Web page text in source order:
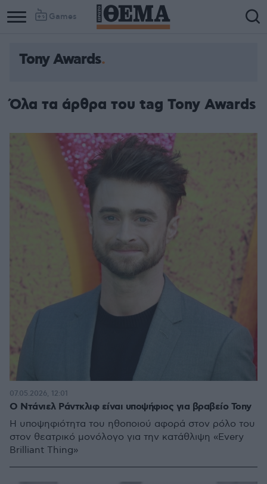
Games
Tony Awards
Όλα τα άρθρα του tag Tony Awards
Ο Ντάνιελ Ράντκλιφ είναι υποψήφιος για βραβείο Tony
Η υποψηφιότητα του ηθοποιού αφορά στον ρόλο του
στον θεατρικό μονόλογο για την κατάθλιψη «Every
Brilliant Thing»
07.05.2026, 12:01